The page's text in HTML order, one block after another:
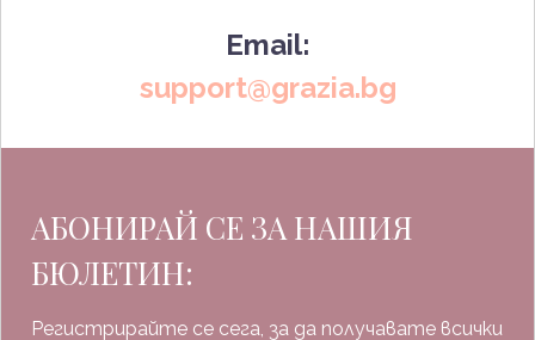
Email:
support@grazia.bg
АБОНИРАЙ СЕ ЗА НАШИЯ
БЮЛЕТИН:
Регистрирайте се сега, за да получавате всички